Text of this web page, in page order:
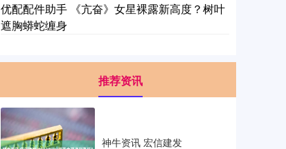
优配配件助手 《亢奋》女星裸露新高度？树叶
遮胸蟒蛇缠身
推荐资讯
神牛资讯 宏信建发